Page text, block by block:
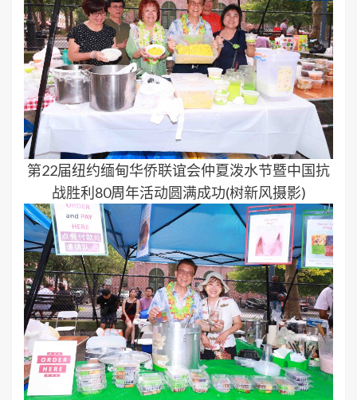
第22届纽约缅甸华侨联谊会仲夏泼水节暨中国抗
战胜利80周年活动圆满成功(树新风摄影)